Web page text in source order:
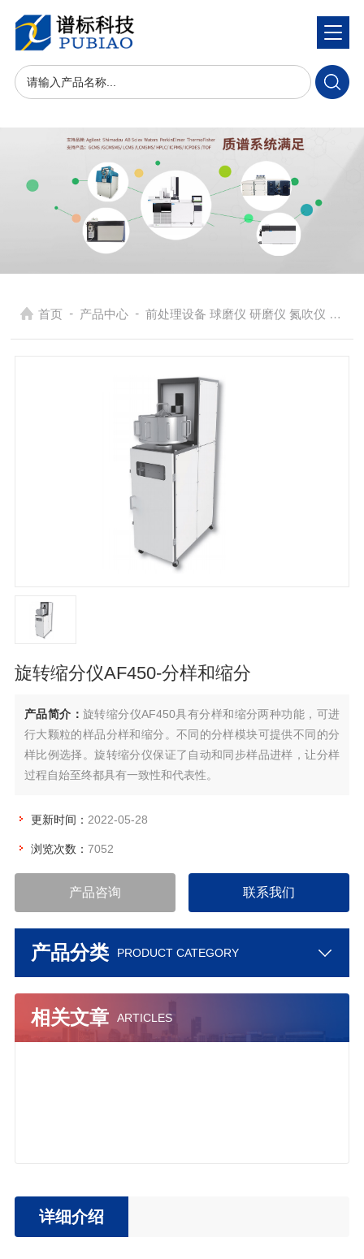
首页 - 产品中心 - 前处理设备 球磨仪 研磨仪 氮吹仪 固相萃取
旋转缩分仪AF450-分样和缩分
产品简介： 旋转缩分仪AF450具有分样和缩分两种功能，可进
行大颗粒的样品分样和缩分。不同的分样模块可提供不同的分
样比例选择。旋转缩分仪保证了自动和同步样品进样，让分样
过程自始至终都具有一致性和代表性。
更新时间： 2022-05-28
浏览次数： 7052
产品咨询 联系我们
产品分类 PRODUCT CATEGORY
相关文章 ARTICLES
详细介绍